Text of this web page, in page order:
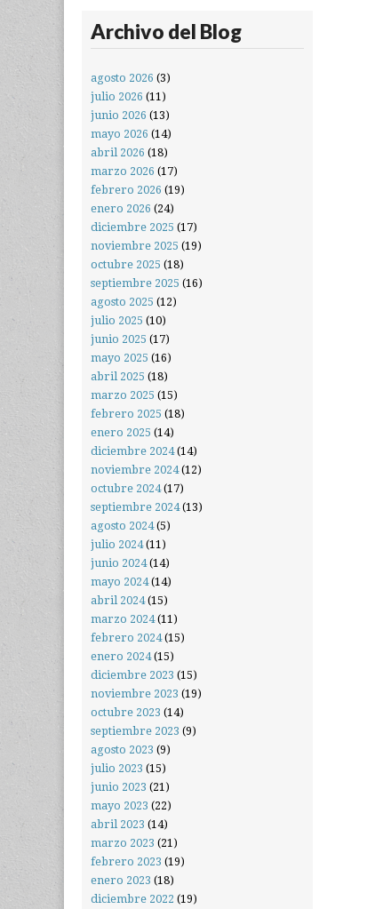
Archivo del Blog
agosto 2026 (3)
julio 2026 (11)
junio 2026 (13)
mayo 2026 (14)
abril 2026 (18)
marzo 2026 (17)
febrero 2026 (19)
enero 2026 (24)
diciembre 2025 (17)
noviembre 2025 (19)
octubre 2025 (18)
septiembre 2025 (16)
agosto 2025 (12)
julio 2025 (10)
junio 2025 (17)
mayo 2025 (16)
abril 2025 (18)
marzo 2025 (15)
febrero 2025 (18)
enero 2025 (14)
diciembre 2024(14)
noviembre 2024(12)
octubre 2024(17)
septiembre 2024(13)
agosto 2024(5)
julio 2024(11)
junio 2024(14)
mayo 2024(14)
abril 2024(15)
marzo 2024(11)
febrero 2024(15)
enero 2024(15)
diciembre 2023 (15)
noviembre 2023 (19)
octubre 2023 (14)
septiembre 2023 (9)
agosto 2023 (9)
julio 2023 (15)
junio 2023 (21)
mayo 2023 (22)
abril 2023 (14)
marzo 2023 (21)
febrero 2023 (19)
enero 2023 (18)
diciembre 2022 (19)